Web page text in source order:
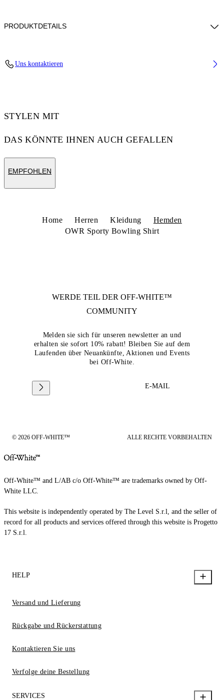
PRODUKTDETAILS
Uns kontaktieren
STYLEN MIT
DAS KÖNNTE IHNEN AUCH GEFALLEN
EMPFOHLEN
Home Herren Kleidung
Hemden
OWR Sporty Bowling Shirt
WERDE TEIL DER OFF-WHITE™
COMMUNITY
Melden sie sich für unseren newsletter an und
erhalten sie sofort 10% rabatt! Bleiben Sie auf dem
Laufenden über Neuankünfte, Aktionen und Events
bei Off-White.
E-MAIL
© 2026 OFF-WHITE™ ALLE RECHTE VORBEHALTEN
Off-White™ and L/AB c/o Off-White™ are trademarks owned by Off-
White LLC.
This website is independently operated by The Level S.r.l, and the seller of
record for all products and services offered through this website is Progetto
17 S.r.l.
HELP
Versand und Lieferung
Rückgabe und Rückerstattung
Kontaktieren Sie uns
Verfolge deine Bestellung
SERVICES